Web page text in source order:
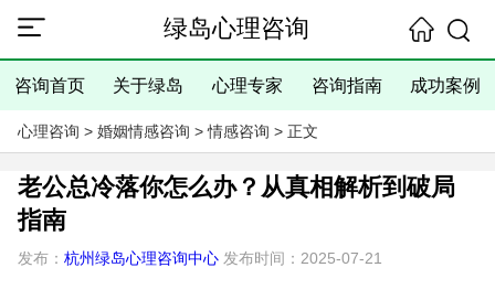
绿岛心理咨询
咨询首页 关于绿岛 心理专家 咨询指南 成功案例
心理咨询 > 婚姻情感咨询 >情感咨询 > 正文
老公总冷落你怎么办？从真相解析到破局
指南
发布： 杭州绿岛心理咨询中心发布时间：2025-07-21